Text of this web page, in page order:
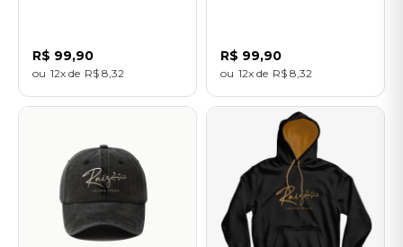
R$ 99,90
12 R$ 8 32
R$ 99,90
12 R$ 8 32
G GG